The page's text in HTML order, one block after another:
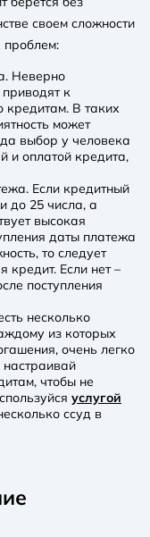
своем сложности
проблем:
Неверно
к
кредитам. В таких
может
выбор у человека
и оплатой кредита,
Если кредитный
до 25 числа, а
высокая
даты платежа
то следует
кредит. Если нет –
поступления
несколько
из которых
очень легко
настраивай
чтобы не
услугой
ссуд в